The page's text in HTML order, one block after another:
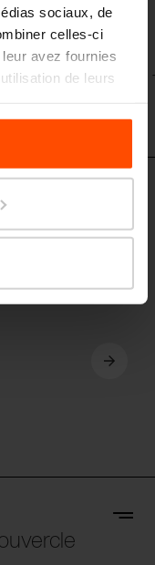
sociaux, de
celles-ci
avez fournies
de leurs
le
Personal